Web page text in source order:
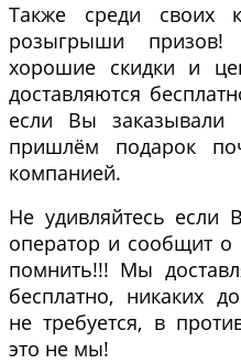
Также среди своих
розыгрыши
хорошие скидки и
доставляются
если Вы заказывали
пришлём подарок
компанией.
Не удивляйтесь если
оператор и сообщит
помнить!!! Мы
бесплатно, никаких
не требуется, в
это не мы!